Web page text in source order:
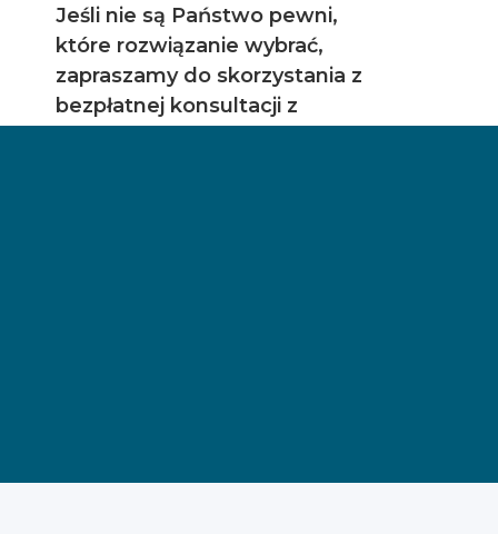
Jeśli nie są Państwo pewni,
które rozwiązanie wybrać,
zapraszamy do skorzystania z
bezpłatnej konsultacji z